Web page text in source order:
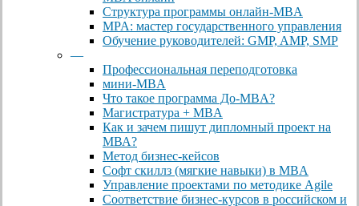
Cтруктура программы онлайн-MBA
MPA: мастер государственного управления
Обучение руководителей: GMP, AMP, SMP
—
Профессиональная переподготовка
мини-MBA
Что такое программа До-MBA?
Магистратура + MBA
Как и зачем пишут дипломный проект на
МВА?
Метод бизнес-кейсов
Софт скиллз (мягкие навыки) в MBA
Управление проектами по методике Agile
Соответствие бизнес-курсов в российском и